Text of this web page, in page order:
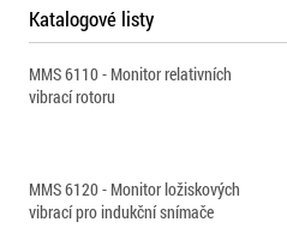
Katalogové listy
MMS 6110 - Monitor relativních
vibrací rotoru
MMS 6120 - Monitor ložiskových
vibrací pro indukční snímače